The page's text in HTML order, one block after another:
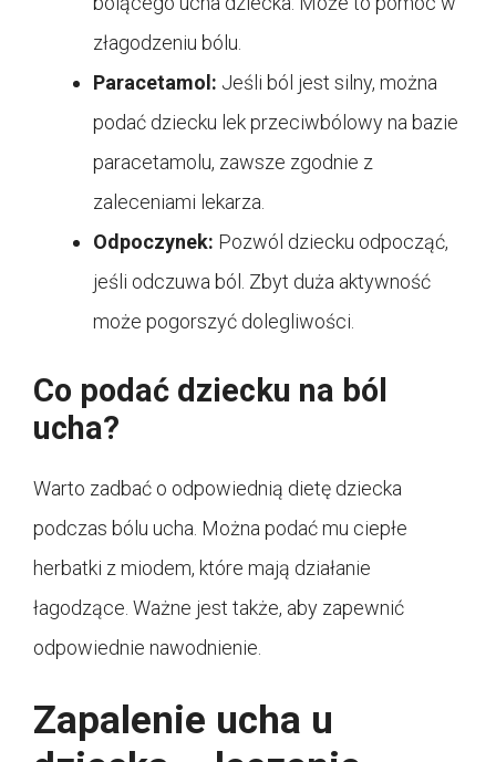
złagodzeniu bólu.
Paracetamol: Jeśli ból jest silny, można
podać dziecku lek przeciwbólowy na bazie
paracetamolu, zawsze zgodnie z
zaleceniami lekarza.
Odpoczynek: Pozwól dziecku odpocząć,
jeśli odczuwa ból. Zbyt duża aktywność
może pogorszyć dolegliwości.
Co podać dziecku na ból
ucha?
Warto zadbać o odpowiednią dietę dziecka
podczas bólu ucha. Można podać mu ciepłe
herbatki z miodem, które mają działanie
łagodzące. Ważne jest także, aby zapewnić
odpowiednie nawodnienie.
Zapalenie ucha u